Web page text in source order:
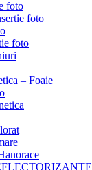
foto
foto
foto
– Foaie